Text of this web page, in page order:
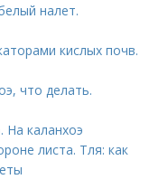
налет.
кислых почв.
что делать.
На каланхоэ
листа. Тля: как